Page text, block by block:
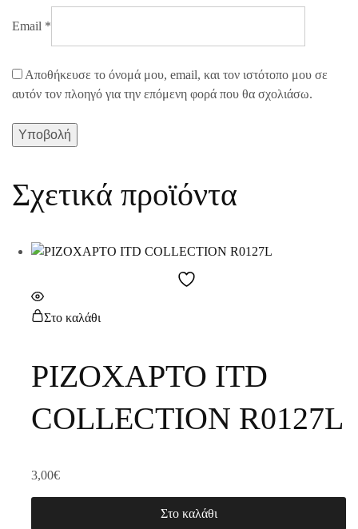
Email *
Αποθήκευσε το όνομά μου, email, και τον ιστότοπο μου σε
αυτόν τον πλοηγό για την επόμενη φορά που θα σχολιάσω.
Σχετικά προϊόντα
Στο καλάθι
ΡΙΖΟΧΑΡΤΟ ITD
COLLECTION R0127L
3,00€
Στο καλάθι